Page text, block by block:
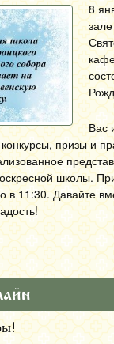
8
Вас
призы и
школы.
11:30. Давайте